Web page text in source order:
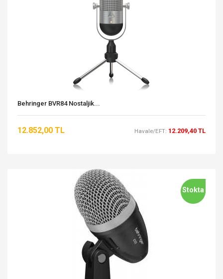
Behringer BVR84 Nostaljik...
12.852,00 TL Havale/EFT: 12.209,40 TL
Stokta